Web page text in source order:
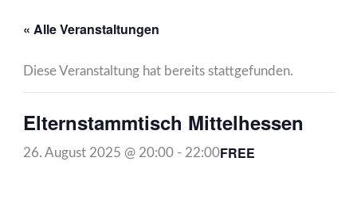
« Alle Veranstaltungen
Diese Veranstaltung hat bereits stattgefunden.
Elternstammtisch Mittelhessen
26. August 2025 @ 20:00 - 22:00FREE